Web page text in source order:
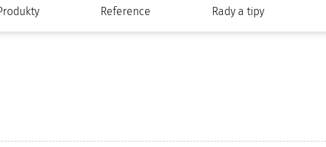
Reference Rady a tipy